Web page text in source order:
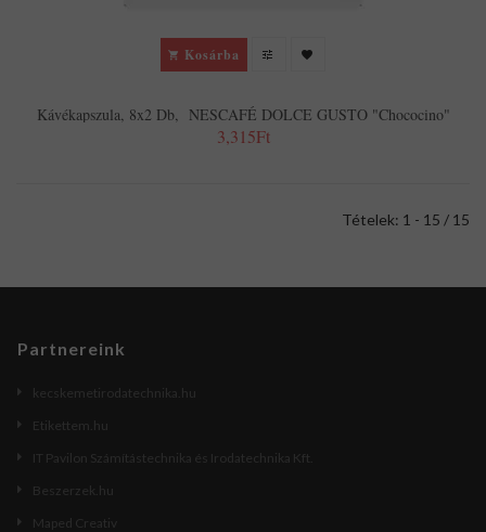
Kosárba
Kávékapszula, 8x2 Db, NESCAFÉ DOLCE GUSTO "Chococino"
3,315Ft
Tételek: 1 - 15 / 15
Partnereink
kecskemetirodatechnika.hu
Etikettem.hu
IT Pavilon Számítástechnika és Irodatechnika Kft.
Beszerzek.hu
Maped Creativ